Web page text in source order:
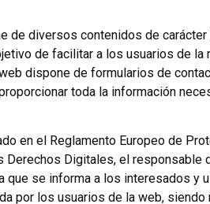
de diversos contenidos de
de facilitar a los usuarios de
dispone de formularios de
toda la información
en el Reglamento Europeo de
Digitales, el
se informa a los interesados y
por los usuarios de la web,